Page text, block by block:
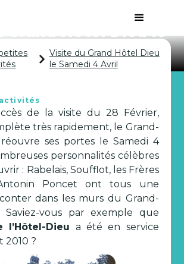
Grand Hôtel Dieu le
Avril
Visite du Grand Hôtel Dieu
le Samedi 4 Avril
de la visite du 28 Février,
très rapidement, le Grand-
ses portes le Samedi 4
personnalités célèbres
: Rabelais, Soufflot, les Frères
Poncet ont tous une
dans les murs du Grand-
Saviez-vous par exemple que
Dieu a été en service
2010 ?